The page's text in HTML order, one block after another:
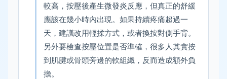
較高，按壓後產生微發炎反應，但真正的舒緩
應該在幾小時內出現。如果持續疼痛超過一
天，建議改用輕揉方式，或者換按對側手背。
另外要檢查按壓位置是否準確，很多人其實按
到肌腱或骨頭旁邊的軟組織，反而造成額外負
擔。